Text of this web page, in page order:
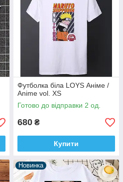
Футболка біла LOYS Аніме /
Anime vol. XS
Готово до відправки 2 од.
680 ₴
Купити
Новинка